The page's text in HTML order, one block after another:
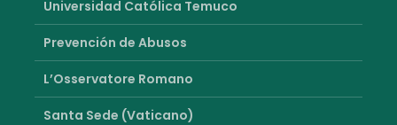
Universidad Católica Temuco
Prevención de Abusos
L’Osservatore Romano
Santa Sede (Vaticano)